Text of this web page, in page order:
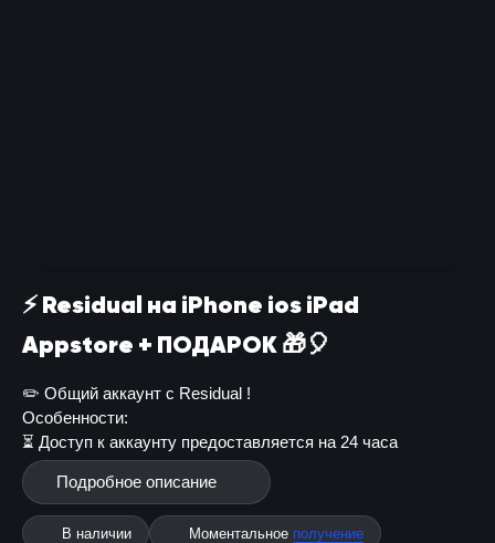
⚡️ Residual на iPhone ios iPad
Appstore + ПОДАРОК 🎁🎈
✏️ Общий аккаунт с Residual !
Особенности:
⏳ Доступ к аккаунту предоставляется на 24 часа
Подробное описание
В наличии Моментальное получение